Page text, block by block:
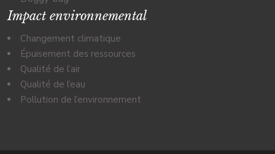
Impact environnemental
Changement climatique
Épuisement des ressources
Qualité de l’air
Qualité de l’eau
Pollution de l’environnement